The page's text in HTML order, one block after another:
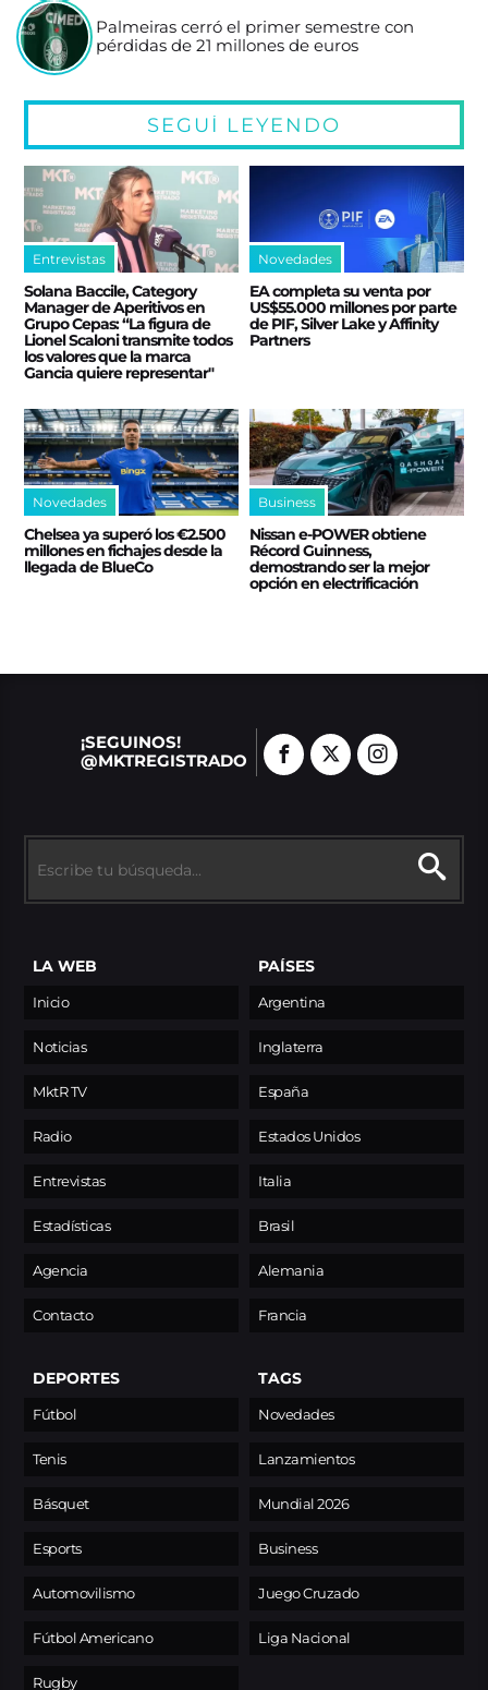
Palmeiras cerró el primer semestre con
pérdidas de 21 millones de euros
SEGUÍ LEYENDO
Entrevistas
Solana Baccile, Category
Manager de Aperitivos en
Grupo Cepas: “La figura de
Lionel Scaloni transmite todos
los valores que la marca
Gancia quiere representar"
Novedades
EA completa su venta por
US$55.000 millones por parte
de PIF, Silver Lake y Affinity
Partners
Novedades
Chelsea ya superó los €2.500
millones en fichajes desde la
llegada de BlueCo
Business
Nissan e‑POWER obtiene
Récord Guinness,
demostrando ser la mejor
opción en electrificación
¡SEGUINOS!
@MKTREGISTRADO
LA WEB
Inicio
Noticias
MktR TV
Radio
Entrevistas
Estadísticas
Agencia
Contacto
PAÍSES
Argentina
Inglaterra
España
Estados Unidos
Italia
Brasil
Alemania
Francia
DEPORTES
Fútbol
Tenis
Básquet
Esports
Automovilismo
Fútbol Americano
Rugby
TAGS
Novedades
Lanzamientos
Mundial 2026
Business
Juego Cruzado
Liga Nacional